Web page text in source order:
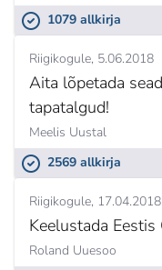
1079 allkirja
Riigikogule 5.06.2018
Aita lõpetada
tapatalgud!
Meelis Uustal
2569 allkirja
Riigikogule 17.04.2018
Keelustada
Roland Uuesoo